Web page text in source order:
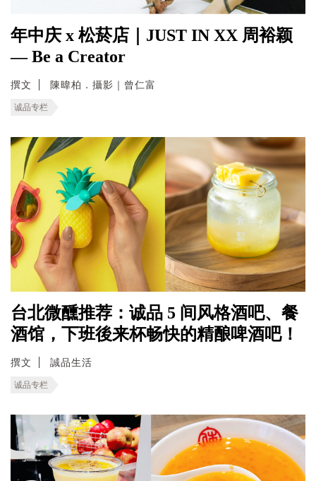
年中庆 x 松菸店｜JUST IN XX 周裕颖
— Be a Creator
撰文 陳暐柏．攝影｜曾仁富
诚品专栏
台北微醺推荐：诚品 5 间风格酒吧、餐
酒馆，下班後来杯畅快的精酿啤酒吧！
撰文 誠品生活
诚品专栏